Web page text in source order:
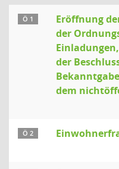
Ö 1
Eröffnung
der
der
dem
Ö 2